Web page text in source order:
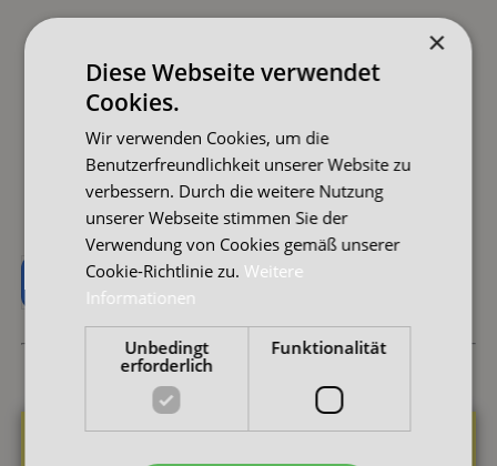
Rückbildung
Mamafitness
Hilfe bei Ängsten vor der Geburt und belastenden
Geburtserlebnissen mit TFT
Terminübersicht Lageplan und Anfahrt
×
Diese Webseite verwendet
Cookies.
Wir verwenden Cookies, um die
Benutzerfreundlichkeit unserer Website zu
verbessern. Durch die weitere Nutzung
unserer Webseite stimmen Sie der
Verwendung von Cookies gemäß unserer
Cookie-Richtlinie zu. Weitere
Informationen
Unbedingt
erforderlich
Funktionalität